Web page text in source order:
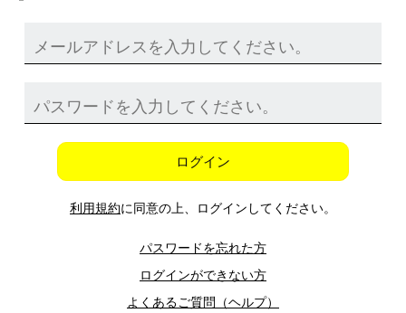
ログイン
利用規約に同意の上、ログインしてください。
パスワードを忘れた方
ログインができない方
よくあるご質問（ヘルプ）